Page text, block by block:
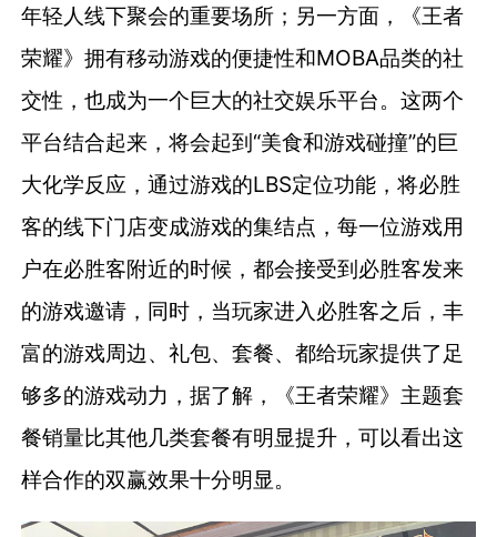
年轻人线下聚会的重要场所；另一方面，《王者
荣耀》拥有移动游戏的便捷性和MOBA品类的社
交性，也成为一个巨大的社交娱乐平台。这两个
平台结合起来，将会起到“美食和游戏碰撞”的巨
大化学反应，通过游戏的LBS定位功能，将必胜
客的线下门店变成游戏的集结点，每一位游戏用
户在必胜客附近的时候，都会接受到必胜客发来
的游戏邀请，同时，当玩家进入必胜客之后，丰
富的游戏周边、礼包、套餐、都给玩家提供了足
够多的游戏动力，据了解，《王者荣耀》主题套
餐销量比其他几类套餐有明显提升，可以看出这
样合作的双赢效果十分明显。